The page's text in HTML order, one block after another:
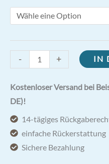
-
Noster
Gebet
in
+ IN
Kostenloser Versand bei
DE)!
14-tägiges
einfache Rückerstattung
Sichere Bezahlung